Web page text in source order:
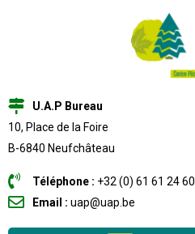
U.A.P Bureau
10, Place de la Foire
B-6840 Neufchâteau
Téléphone : +32 (0) 61 61 24 60
Email : uap@uap.be